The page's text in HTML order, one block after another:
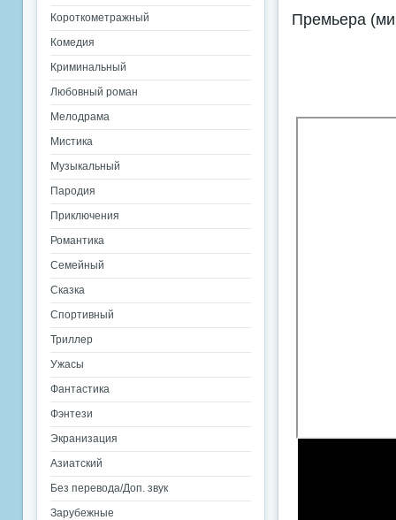
Премьера
Короткометражный
Комедия
Криминальный
Любовный роман
Мелодрама
Мистика
Музыкальный
Пародия
Приключения
Романтика
Семейный
Сказка
Спортивный
Триллер
Ужасы
Фантастика
Фэнтези
Экранизация
Азиатский
Без перевода/Доп. звук
Зарубежные